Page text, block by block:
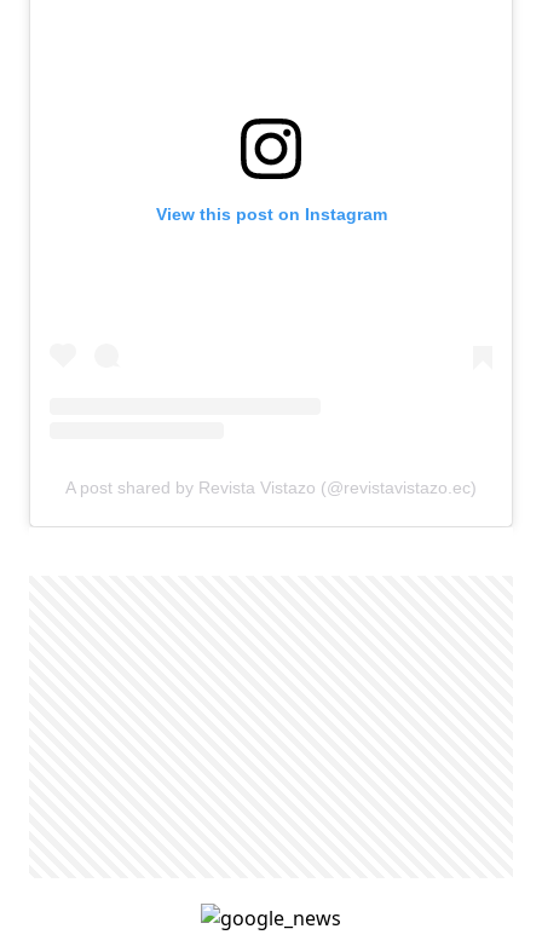
View this post on Instagram
A post shared by Revista Vistazo (@revistavistazo.ec)